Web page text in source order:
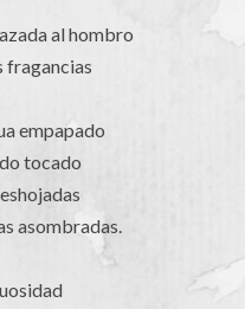
al hombro
fragancias
empapado
tocado
asombradas.